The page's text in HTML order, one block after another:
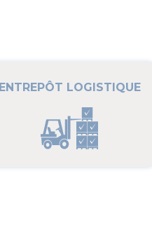
ENTREPÔT LOGISTIQUE